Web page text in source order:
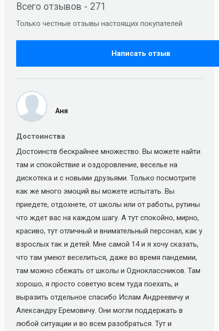
Всего отзывов - 271
Только честные отзывы настоящих покупателей
Написать отзыв
Аня
Достоинства
Достоинств бескрайнее множество. Вы можете найти
там и спокойствие и оздоровление, веселье на
дискотека и с новыми друзьями. Только посмотрите
как же много эмоций вы можете испытать. Вы
приедете, отдохнете, от школы или от работы, рутины
что ждет вас на каждом шагу. А тут спокойно, мирно,
красиво, тут отличный и внимательный персонал, как у
взрослых так и детей. Мне самой 14 и я хочу сказать,
что там умеют веселиться, даже во время пандемии,
там можно сбежать от школы и Одноклассников. Там
хорошо, я просто советую всем туда поехать, и
выразить отдельное спасибо Ислам Андреевичу и
Александру Еремовичу. Они могли поддержать в
любой ситуации и во всем разобраться. Тут и